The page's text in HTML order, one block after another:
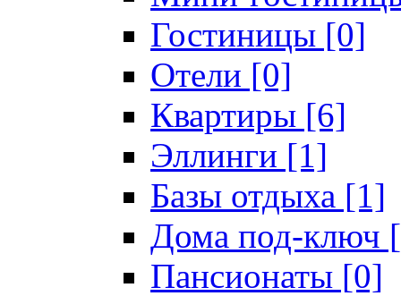
Гостиницы [0]
Отели [0]
Квартиры [6]
Эллинги [1]
Базы отдыха [1]
Дома под-ключ
Пансионаты [0]